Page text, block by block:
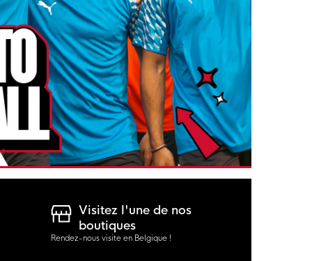
Visitez l'une de nos
boutiques
Rendez-nous visite en Belgique !